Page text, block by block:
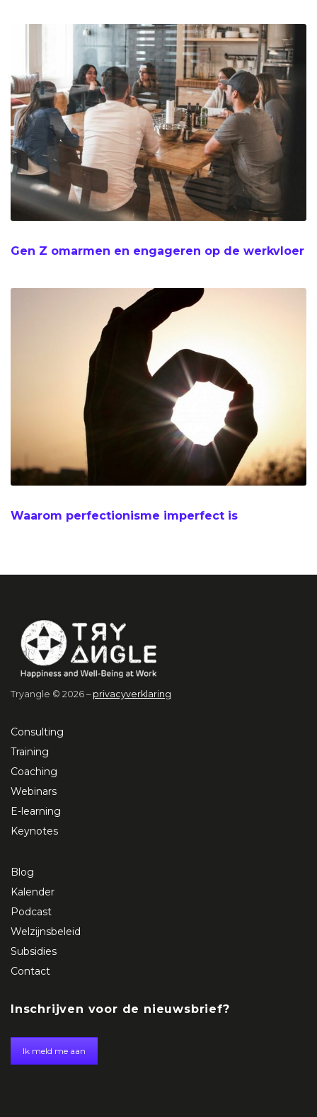
Gen Z omarmen en engageren op de werkvloer
Waarom perfectionisme imperfect is
Tryangle © 2026 – privacyverklaring
Consulting
Training
Coaching
Webinars
E-learning
Keynotes
Blog
Kalender
Podcast
Welzijnsbeleid
Subsidies
Contact
Inschrijven voor de nieuwsbrief?
Ik meld me aan